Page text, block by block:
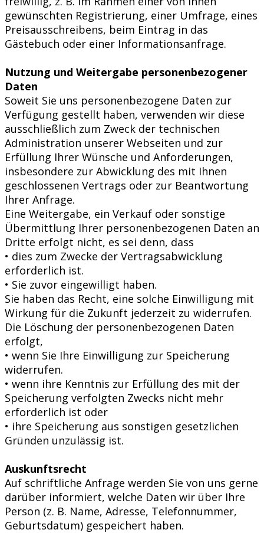
gewünschten Registrierung, einer Umfrage, eines
Preisausschreibens, beim Eintrag in das
Gästebuch oder einer Informationsanfrage.
Nutzung und Weitergabe personenbezogener
Daten
Soweit Sie uns personenbezogene Daten zur
Verfügung gestellt haben, verwenden wir diese
ausschließlich zum Zweck der technischen
Administration unserer Webseiten und zur
Erfüllung Ihrer Wünsche und Anforderungen,
insbesondere zur Abwicklung des mit Ihnen
geschlossenen Vertrags oder zur Beantwortung
Ihrer Anfrage.
Eine Weitergabe, ein Verkauf oder sonstige
Übermittlung Ihrer personenbezogenen Daten an
Dritte erfolgt nicht, es sei denn, dass
• dies zum Zwecke der Vertragsabwicklung
erforderlich ist.
• Sie zuvor eingewilligt haben.
Sie haben das Recht, eine solche Einwilligung mit
Wirkung für die Zukunft jederzeit zu widerrufen.
Die Löschung der personenbezogenen Daten
erfolgt,
• wenn Sie Ihre Einwilligung zur Speicherung
widerrufen.
• wenn ihre Kenntnis zur Erfüllung des mit der
Speicherung verfolgten Zwecks nicht mehr
erforderlich ist oder
• ihre Speicherung aus sonstigen gesetzlichen
Gründen unzulässig ist.
Auskunftsrecht
Auf schriftliche Anfrage werden Sie von uns gerne
darüber informiert, welche Daten wir über Ihre
Person (z. B. Name, Adresse, Telefonnummer,
Geburtsdatum) gespeichert haben.